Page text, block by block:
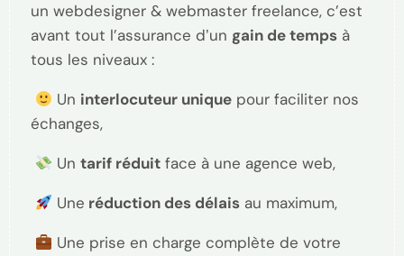
un webdesigner & webmaster freelance, c’est
avant tout l’assurance d’un gain de temps à
tous les niveaux :
Un interlocuteur unique pour faciliter nos
échanges,
Untarif réduit face à une agence web,
Une réduction des délais au maximum,
Une prise en charge complète de votre